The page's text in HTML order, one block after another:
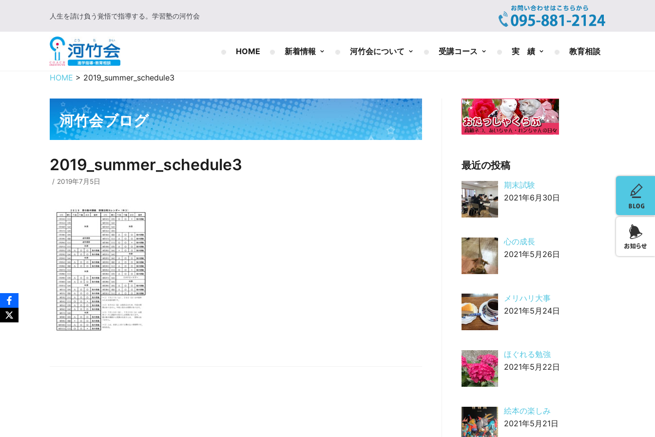
人生を請け負う覚悟で指導する。学習塾の河竹会
HOME 新着情報 河竹会について 受講コース 実 績 教育相談
HOME > 2019_summer_schedule3
河竹会ブログ
2019_summer_schedule3
2019年7月5日
最近の投稿
期末試験
2021年6月30日
心の成長
2021年5月26日
メリハリ大事
2021年5月24日
ほぐれる勉強
2021年5月22日
絵本の楽しみ
2021年5月21日